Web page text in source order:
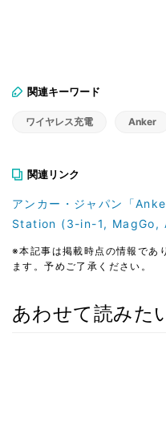
関連キーワード
ワイヤレス充電 Anker
関連リンク
アンカー・ジャパン「
Station (3-in-1, MagGo,
※本記事は掲載時点の情報であ
ます。予めご了承ください。
あわせて読みた